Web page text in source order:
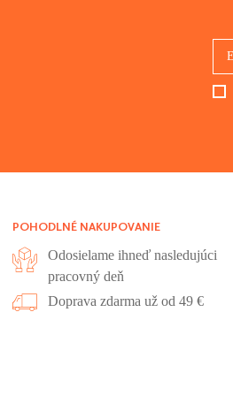
POHODLNÉ NAKUPOVANIE
Odosielame ihneď nasledujúci
pracovný deň
Doprava zdarma už od 49 €